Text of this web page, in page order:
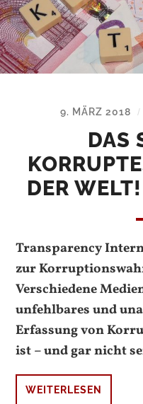
9. MÄRZ 2018 /
DAS
DER
Transparency
zur
Verschiedene
unfehlbares und
Erfassung von
ist – und gar nicht
WEITERLESEN